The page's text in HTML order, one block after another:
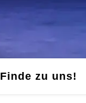
Finde zu uns!